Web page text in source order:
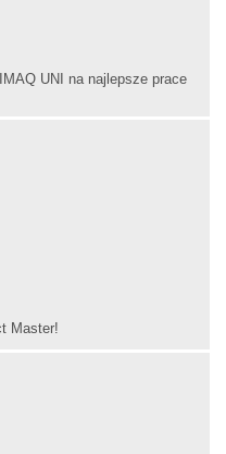
UNI na najlepsze prace
Master!